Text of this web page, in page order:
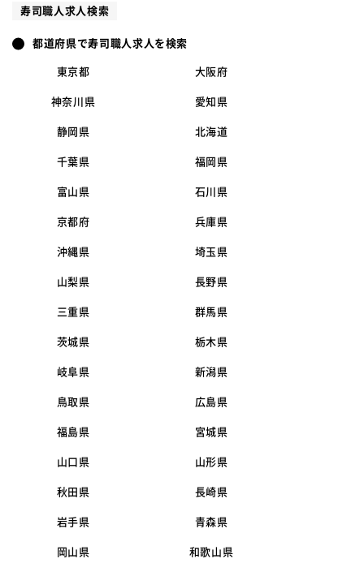
寿司職人求人検索
都道府県で寿司職人求人を検索
東京都 大阪府
神奈川県 愛知県
静岡県 北海道
千葉県 福岡県
富山県 石川県
京都府 兵庫県
沖縄県 埼玉県
山梨県 長野県
三重県 群馬県
茨城県 栃木県
岐阜県 新潟県
鳥取県 広島県
福島県 宮城県
山口県 山形県
秋田県 長崎県
岩手県 青森県
岡山県 和歌山県